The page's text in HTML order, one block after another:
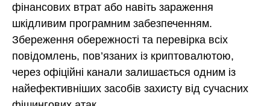
фінансових втрат або навіть зараження
шкідливим програмним забезпеченням.
Збереження обережності та перевірка всіх
повідомлень, пов’язаних із криптовалютою,
через офіційні канали залишається одним із
найефективніших засобів захисту від сучасних